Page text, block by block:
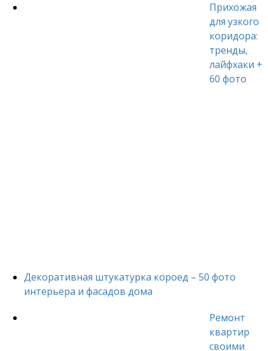
Прихожая
для узкого
коридора:
тренды,
лайфхаки +
60 фото
Декоративная штукатурка короед – 50 фото
интерьера и фасадов дома
Ремонт
квартир
своими